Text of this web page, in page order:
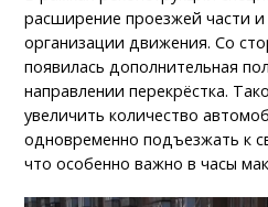
расширение проезжей части
организации движения. Со
появилась дополнительная
направлении перекрёстка.
увеличить количество
одновременно подъезжать к
что особенно важно в часы